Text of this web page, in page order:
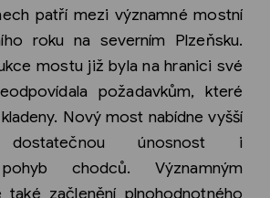
patří mezi významné mostní
roku na severním Plzeňsku.
mostu již byla na hranici své
požadavkům, které
Nový most nabídne vyšší
dostatečnou únosnost i
chodců. Významným
také začlenění plnohodnotného